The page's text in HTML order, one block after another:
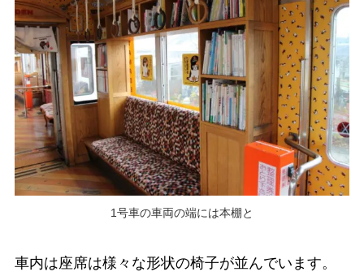
1号車の車両の端には本棚と
車内は座席は様々な形状の椅子が並んでいます。